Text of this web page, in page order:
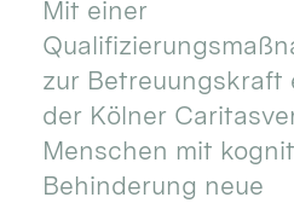
Mit einer
zur Betreuungskraft
der Kölner
Menschen mit
Behinderung neue